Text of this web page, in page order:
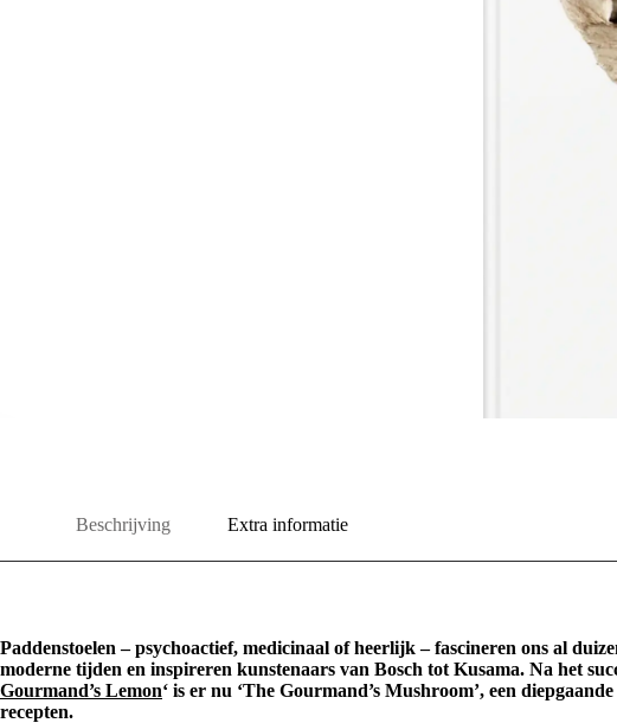
Beschrijving Extra informatie
Paddenstoelen – psychoactief, medicinaal of heerlijk – fascineren ons al
moderne tijden en inspireren kunstenaars van Bosch tot Kusama. Na het
Gourmand’s Lemon‘ is er nu ‘The Gourmand’s Mushroom’, een
recepten.